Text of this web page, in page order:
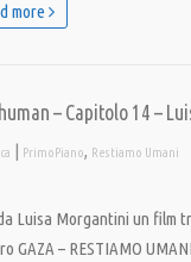
more
– Capitolo 14 –
| PrimoPiano, Restiamo Umani
Luisa Morgantini un film
GAZA – RESTIAMO